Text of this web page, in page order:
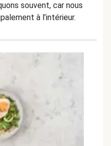
souvent, car nous
à l’intérieur.